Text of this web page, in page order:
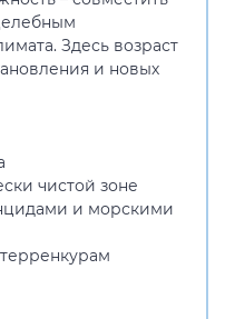
Здесь возраст
и новых
чистой зоне
и морскими